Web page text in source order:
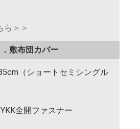
＞＞
．敷布団カバー
（ショートセミシングル
全開ファスナー